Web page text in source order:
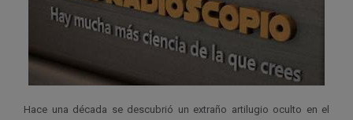
Hace una década se descubrió un extraño artilugio oculto en el